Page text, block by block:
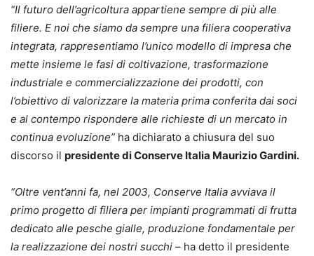
“Il futuro dell’agricoltura appartiene sempre di più alle
filiere. E noi che siamo da sempre una filiera cooperativa
integrata, rappresentiamo l’unico modello di impresa che
mette insieme le fasi di coltivazione, trasformazione
industriale e commercializzazione dei prodotti, con
l’obiettivo di valorizzare la materia prima conferita dai soci
e al contempo rispondere alle richieste di un mercato in
continua evoluzione” ha dichiarato a chiusura del suo
discorso il presidente di Conserve Italia Maurizio Gardini.
“Oltre vent’anni fa, nel 2003, Conserve Italia avviava il
primo progetto di filiera per impianti programmati di frutta
dedicato alle pesche gialle, produzione fondamentale per
la realizzazione dei nostri succhi – ha detto il presidente